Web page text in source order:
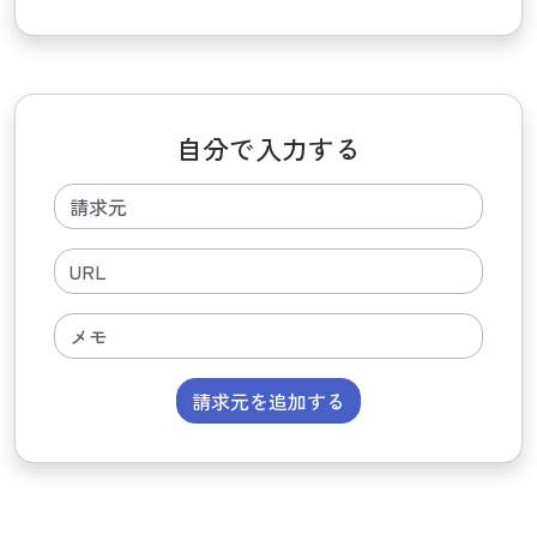
自分で入力する
請求元を追加する